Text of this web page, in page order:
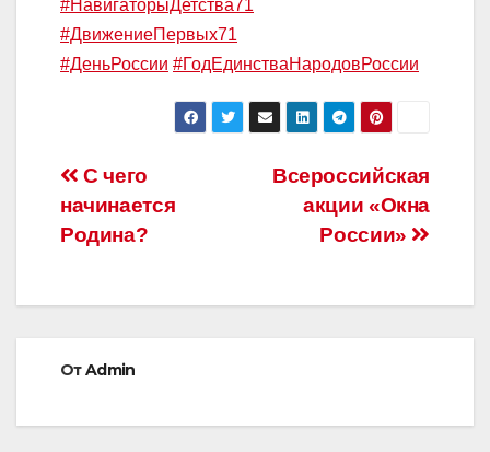
#НавигаторыДетства71
#ДвижениеПервых71
#ДеньРоссии #ГодЕдинстваНародовРоссии
Навигация
по
Всероссийская
акции «Окна
России»
С чего
начинается
Родина?
ОтAdmin